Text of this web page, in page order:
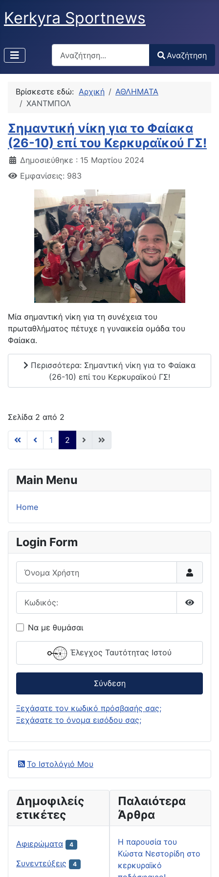
Kerkyra Sportnews
Αναζήτηση
Type 2 or more characters for results.
Αναζήτηση
Βρίσκεστε εδώ: Αρχική
ΑΘΛΗΜΑΤΑ
ΧΑΝΤΜΠΟΛ
Σημαντική νίκη για το Φαίακα
(26-10) επί του Κερκυραϊκού ΓΣ!
Δημοσιεύθηκε : 15 Μαρτίου 2024
Εμφανίσεις: 983
Μία σημαντική νίκη για τη συνέχεια του
πρωταθλήματος πέτυχε η γυναικεία ομάδα του
Φαίακα.
Περισσότερα: Σημαντική νίκη για το Φαίακα
(26-10) επί του Κερκυραϊκού ΓΣ!
Σελίδα 2 από 2
1 2
Main Menu
Home
Login Form
Όνομα Χρήστη
Να με θυμάσαι
Έλεγχος Ταυτότητας Ιστού
Σύνδεση
Ξεχάσατε τον κωδικό πρόσβασής σας;
Ξεχάσατε το όνομα εισόδου σας;
Το Ιστολόγιό Μου
Δημοφιλείς
ετικέτες
Αφιερώματα 4
Συνεντεύξεις 4
Παλαιότερα
Άρθρα
H παρουσία του
Κώστα Νεστορίδη στο
κερκυραϊκό